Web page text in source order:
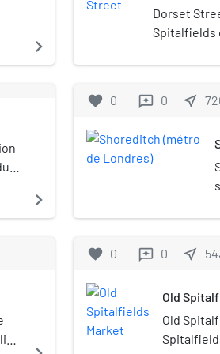
navigate_next
navigate_next
Dorset
Spitalfields
favorite 0 reviews 0 near_me
favorite 0 reviews 0 near_me
Old
Old